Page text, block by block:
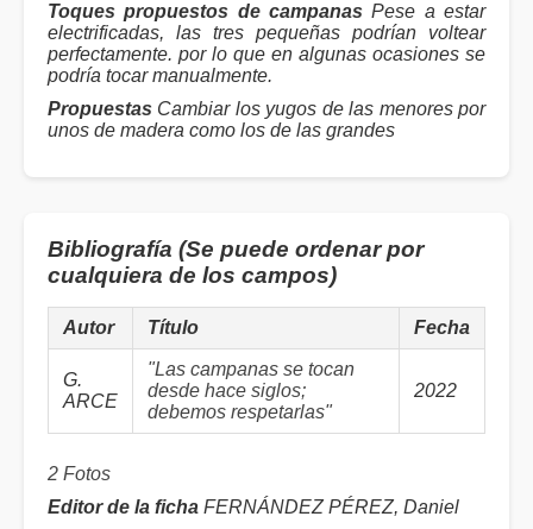
Toques propuestos de campanas Pese a estar
electrificadas, las tres pequeñas podrían voltear
perfectamente. por lo que en algunas ocasiones se
podría tocar manualmente.
Propuestas Cambiar los yugos de las menores por
unos de madera como los de las grandes
Bibliografía (Se puede ordenar por
cualquiera de los campos)
Autor Título Fecha
G.
ARCE
"Las campanas se tocan
desde hace siglos;
debemos respetarlas"
2022
2 Fotos
Editor de la ficha FERNÁNDEZ PÉREZ, Daniel